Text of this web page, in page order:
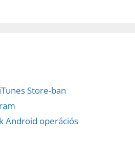
Store-ban
Android operációs